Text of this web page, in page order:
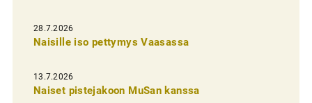
e
n
e
28.7.2026
Naisille iso pettymys Vaasassa
13.7.2026
Naiset pistejakoon MuSan kanssa